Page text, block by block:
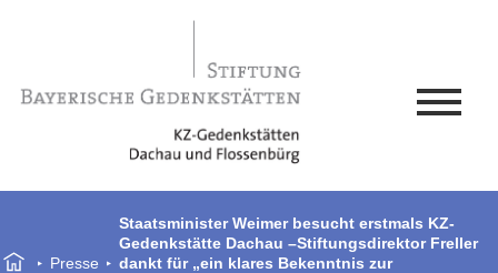
Presse
Staatsminister Weimer besucht erstmals KZ-
Gedenkstätte Dachau –Stiftungsdirektor Freller
dankt für „ein klares Bekenntnis zur